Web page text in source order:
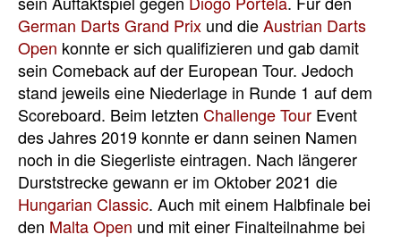
German Darts Grand Prix und dieAustrian Darts
Open konnte er sich qualifizieren und gab damit
sein Comeback auf der European Tour. Jedoch
stand jeweils eine Niederlage in Runde 1 auf dem
Scoreboard. Beim letzten Challenge Tour Event
des Jahres 2019 konnte er dann seinen Namen
noch in die Siegerliste eintragen. Nach längerer
Durststrecke gewann er im Oktober 2021 die
Hungarian Classic. Auch mit einem Halbfinale bei
den Malta Open und mit einer Finalteilnahme bei